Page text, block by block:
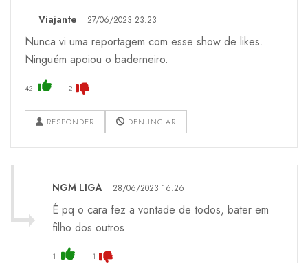
Viajante 27/06/2023 23:23
Nunca vi uma reportagem com esse show de likes.
Ninguém apoiou o baderneiro.
42 2
RESPONDER DENUNCIAR
NGM LIGA 28/06/2023 16:26
É pq o cara fez a vontade de todos, bater em
filho dos outros
1 1